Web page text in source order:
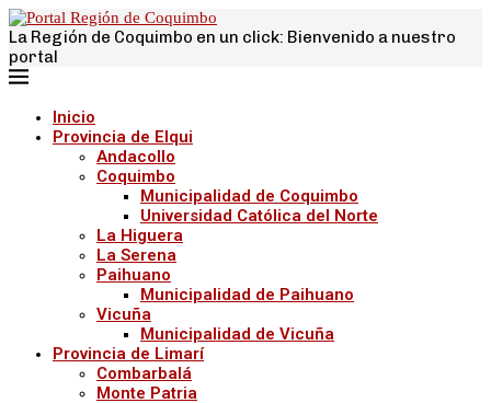
La Región de Coquimbo en un click: Bienvenido a nuestro
portal
Inicio
Provincia de Elqui
Andacollo
Coquimbo
Municipalidad de Coquimbo
Universidad Católica del Norte
La Higuera
La Serena
Paihuano
Municipalidad de Paihuano
Vicuña
Municipalidad de Vicuña
Provincia de Limarí
Combarbalá
Monte Patria